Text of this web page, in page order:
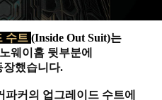
수트 (Inside Out Suit)는
웨이홈 뒷부분에
장했습니다.
파커의 업그레이드 수트에